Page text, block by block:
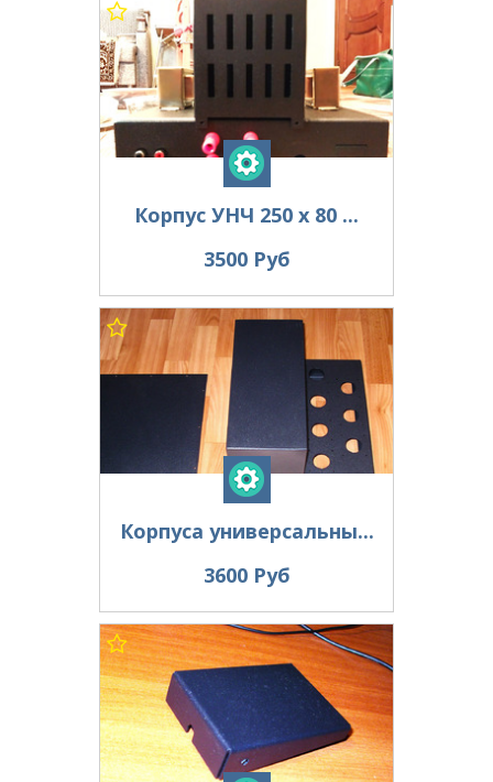
Корпус УНЧ 250 х 80 ...
3500 Руб
Корпуса универсальны...
3600 Руб